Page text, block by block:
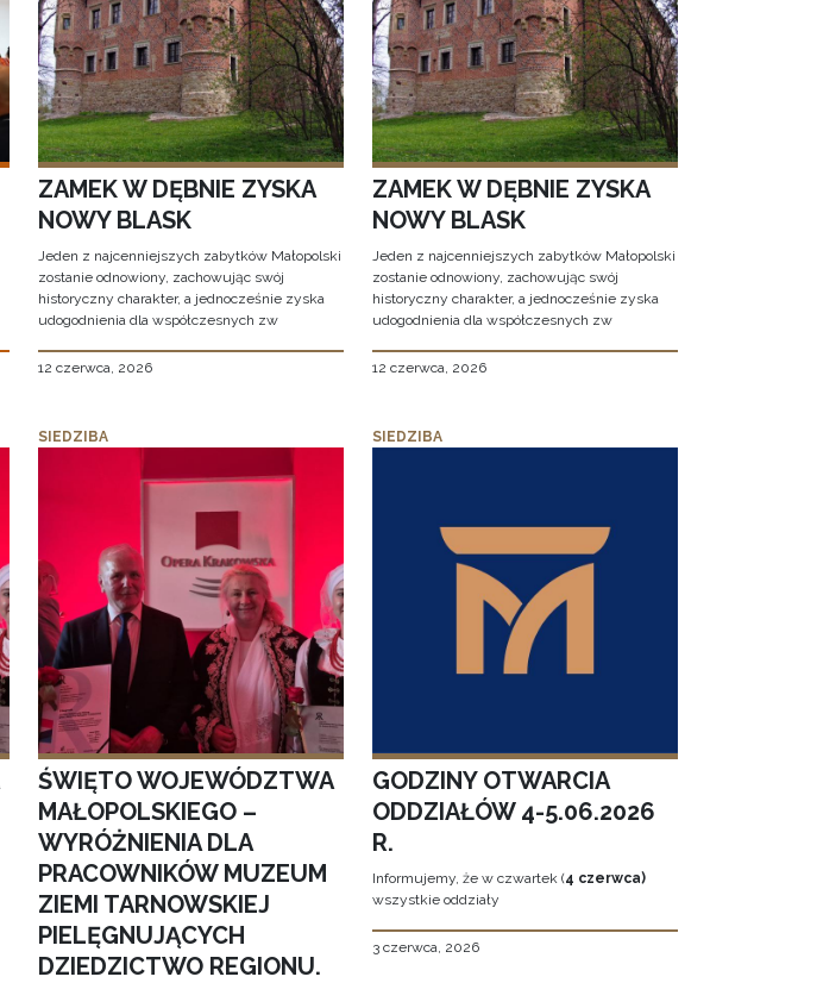
ZAMEK W DĘBNIE ZYSKA
NOWY BLASK
Jeden z najcenniejszych zabytków Małopolski
zostanie odnowiony, zachowując swój
historyczny charakter, a jednocześnie zyska
udogodnienia dla współczesnych zw
12 czerwca, 2026
ZAMEK W DĘBNIE ZYSKA
NOWY BLASK
Jeden z najcenniejszych zabytków Małopolski
zostanie odnowiony, zachowując swój
historyczny charakter, a jednocześnie zyska
udogodnienia dla współczesnych zw
12 czerwca, 2026
SIEDZIBA
ŚWIĘTO WOJEWÓDZTWA
MAŁOPOLSKIEGO –
WYRÓŻNIENIA DLA
PRACOWNIKÓW MUZEUM
ZIEMI TARNOWSKIEJ
PIELĘGNUJĄCYCH
DZIEDZICTWO REGIONU.
SIEDZIBA
GODZINY OTWARCIA
ODDZIAŁÓW 4-5.06.2026
R.
Informujemy, że w czwartek (4 czerwca)
wszystkie oddziały
3 czerwca, 2026